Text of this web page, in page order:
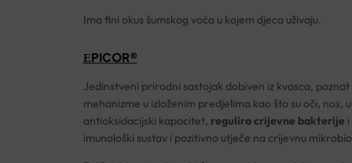
Ima fini okus šumskog voća u kojem djeca uživaju.
ЕPICOR®
Jedinstveni prirodni sastojak dobiven iz kvasca,
mehanizme u izloženim predjelima kao što su oči,
antioksidacijski kapacitet, regulira crijevne bakterije
imunološki sustav i pozitivno utječe na crijevnu